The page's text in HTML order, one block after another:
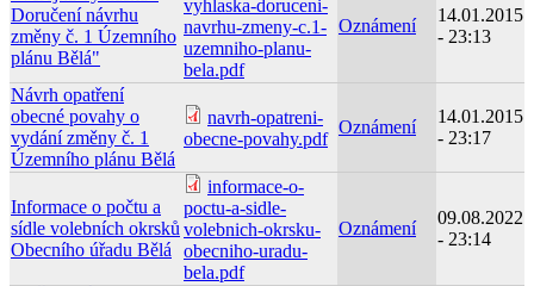
Doručení návrhu
změny č. 1 Územního
plánu Bělá"
vyhlaska-doruceni-
navrhu-zmeny-c.1-
uzemniho-planu-
bela.pdf
Oznámení
14.01.2015
- 23:13
Návrh opatření
obecné povahy o
vydání změny č. 1
Územního plánu Bělá
navrh-opatreni-
obecne-povahy.pdf
Oznámení
14.01.2015
- 23:17
Informace o počtu a
sídle volebních okrsků
Obecního úřadu Bělá
informace-o-
poctu-a-sidle-
volebnich-okrsku-
obecniho-uradu-
bela.pdf
Oznámení
09.08.2022
- 23:14